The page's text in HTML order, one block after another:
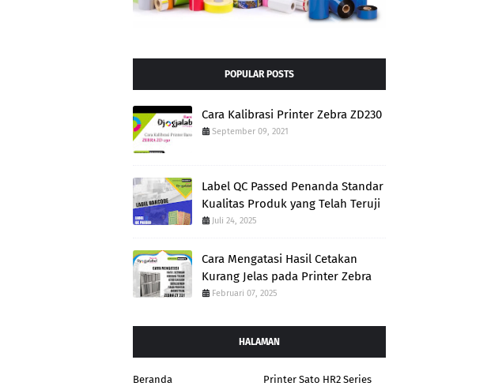
POPULAR POSTS
Cara Kalibrasi Printer Zebra ZD230
September 09, 2021
Label QC Passed Penanda Standar
Kualitas Produk yang Telah Teruji
Juli 24, 2025
Cara Mengatasi Hasil Cetakan
Kurang Jelas pada Printer Zebra
Februari 07, 2025
HALAMAN
Beranda
Printer Sato HR2 Series